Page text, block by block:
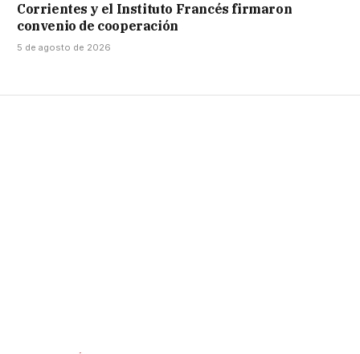
Corrientes y el Instituto Francés firmaron
convenio de cooperación
5 de agosto de 2026